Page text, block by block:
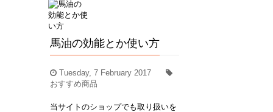
馬油の効能とか使い方
Tuesday, 7 February 2017
おすすめ商品
当サイトのショップでも取り扱いを